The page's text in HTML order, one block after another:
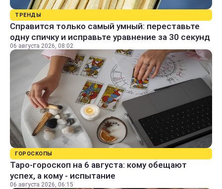
ТРЕНДЫ
Справится только самый умный: переставьте
одну спичку и исправьте уравнение за 30 секунд
06 августа 2026, 08:02
ГОРОСКОПЫ
Таро-гороскоп на 6 августа: кому обещают
успех, а кому - испытание
06 августа 2026, 06:15